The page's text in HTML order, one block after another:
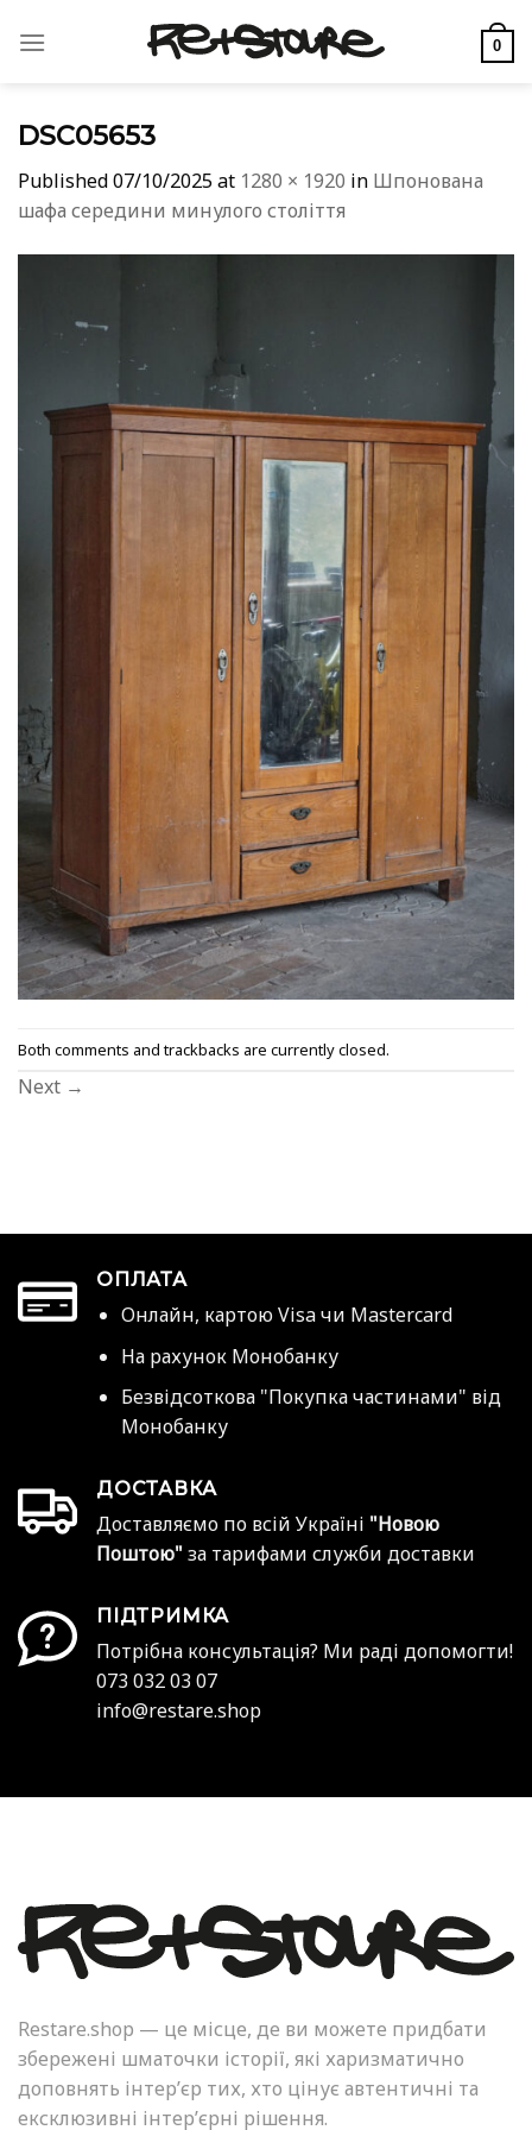
0
DSC05653
Published07/10/2025at 1280 × 1920 in Шпонована
шафа середини минулого століття
Both comments and trackbacks are currently closed.
Next →
ОПЛАТА
Онлайн, картою Visa чи Mastercard
На рахунок Монобанку
Безвідсоткова "Покупка частинами" від
Монобанку
ДОСТАВКА
Доставляємо по всій Україні "Новою
Поштою" за тарифами служби доставки
ПІДТРИМКА
Потрібна консультація? Ми раді допомогти!
073 032 03 07
info@restare.shop
Restare.shop — це місце, де ви можете придбати
збережені шматочки історії, які харизматично
доповнять інтер’єр тих, хто цінує автентичні та
ексклюзивні інтер’єрні рішення.